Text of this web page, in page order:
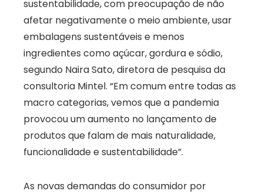
sustentabilidade, com preocupação de não
afetar negativamente o meio ambiente, usar
embalagens sustentáveis e menos
ingredientes como açúcar, gordura e sódio,
segundo Naira Sato, diretora de pesquisa da
consultoria Mintel. “Em comum entre todas as
macro categorias, vemos que a pandemia
provocou um aumento no lançamento de
produtos que falam de mais naturalidade,
funcionalidade e sustentabilidade”.
As novas demandas do consumidor por